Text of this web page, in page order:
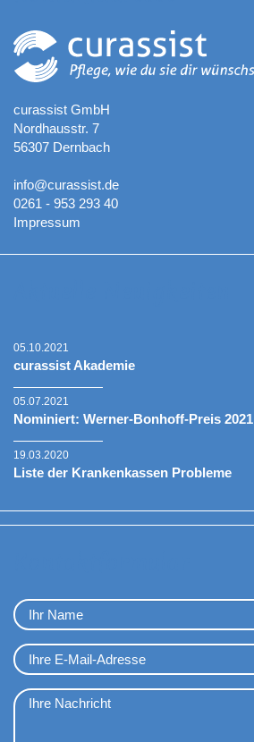
curassist GmbH
Nordhausstr. 7
56307 Dernbach
info@curassist.de
0261 - 953 293 40
Impressum
05.10.2021
curassist Akademie
05.07.2021
Nominiert: Werner-Bonhoff-Preis 2021
19.03.2020
Liste der Krankenkassen Probleme